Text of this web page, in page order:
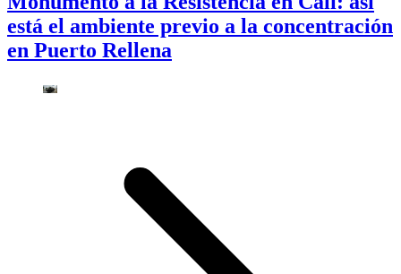
está el ambiente previo a la concentración
en Puerto Rellena